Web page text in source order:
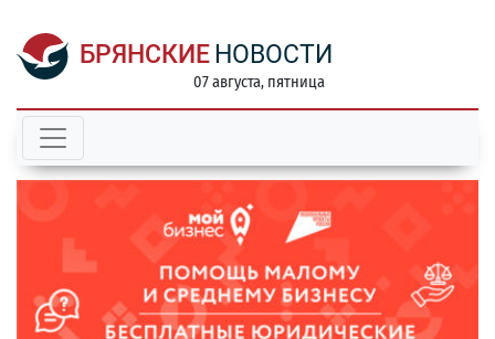
БРЯНСКИЕ НОВОСТИ
07 августа, пятница